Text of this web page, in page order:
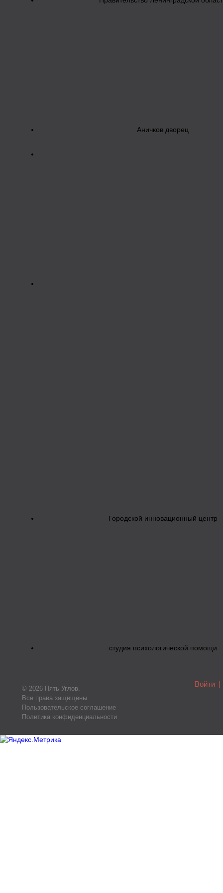
Аничков дворец
Городской инновационный центр
студия психологической помощи
© 2026 Пять Углов.
Все права защищены
Пользовательское соглашение
Политика конфиденциальности
Войти